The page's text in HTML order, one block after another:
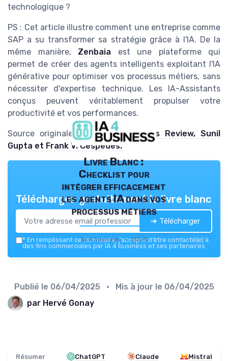
technologique ?
PS : Cet article illustre comment une entreprise comme
SAP a su transformer sa stratégie grâce à l'IA. De la
même manière, Zenbaia est une plateforme qui
permet de créer des agents intelligents exploitant l'IA
générative pour optimiser vos processus métiers, sans
nécessiter d'expertise technique. Les IA-Assistants
conçus peuvent véritablement propulser votre
productivité et vos performances.
Source originale :Harvard Business Review, Sunil
Gupta et Frank V. Cespedes.
Livre Blanc :
Checklist pour
intégrer efficacement
les agents IA dans vos
processus métiers
IA 4 business — 2026
Téléchargez gratuitement le livre blanc
➔ Télécharger
* En remplissant ce formulaire, j’accepte d’être contacté(e) à
des fins commerciales par IA 4 business et ses partenaires.
Publié le 06/04/2025 • Mis à jour le 06/04/2025
par Hervé Gonay
Résumer ChatGPT Claude Mistral